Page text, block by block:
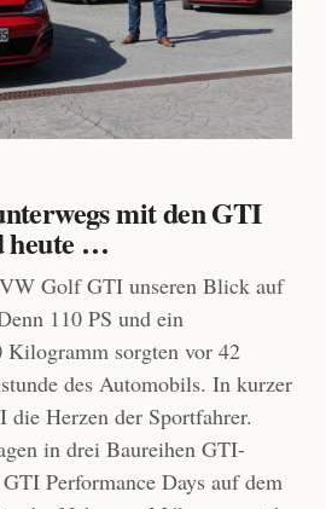
mit den GTI
heute …
Golf GTI unseren Blick auf
110 PS und ein
Kilogramm sorgten vor 42
des Automobils. In kurzer
die Herzen der Sportfahrer.
in drei Baureihen GTI-
Performance Days auf dem